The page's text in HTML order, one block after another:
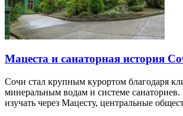
Мацеста и санаторная история
Сочи стал крупным курортом благодаря
минеральным водам и системе
изучать через Мацесту, центральные